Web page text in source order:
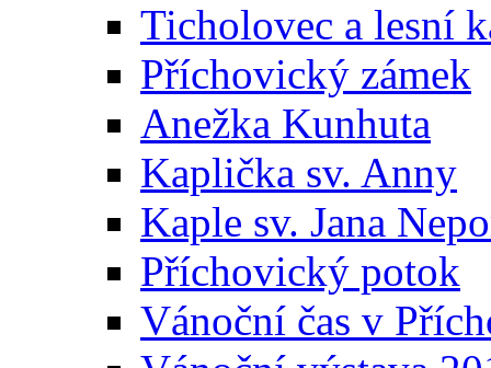
Ticholovec a lesní
Příchovický zámek
Anežka Kunhuta
Kaplička sv. Anny
Kaple sv. Jana
Příchovický potok
Vánoční čas v